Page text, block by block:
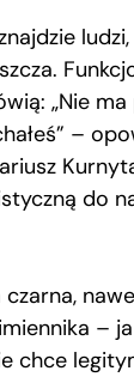
„Nie
–
do
–
chce